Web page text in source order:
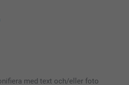
med text och/eller foto